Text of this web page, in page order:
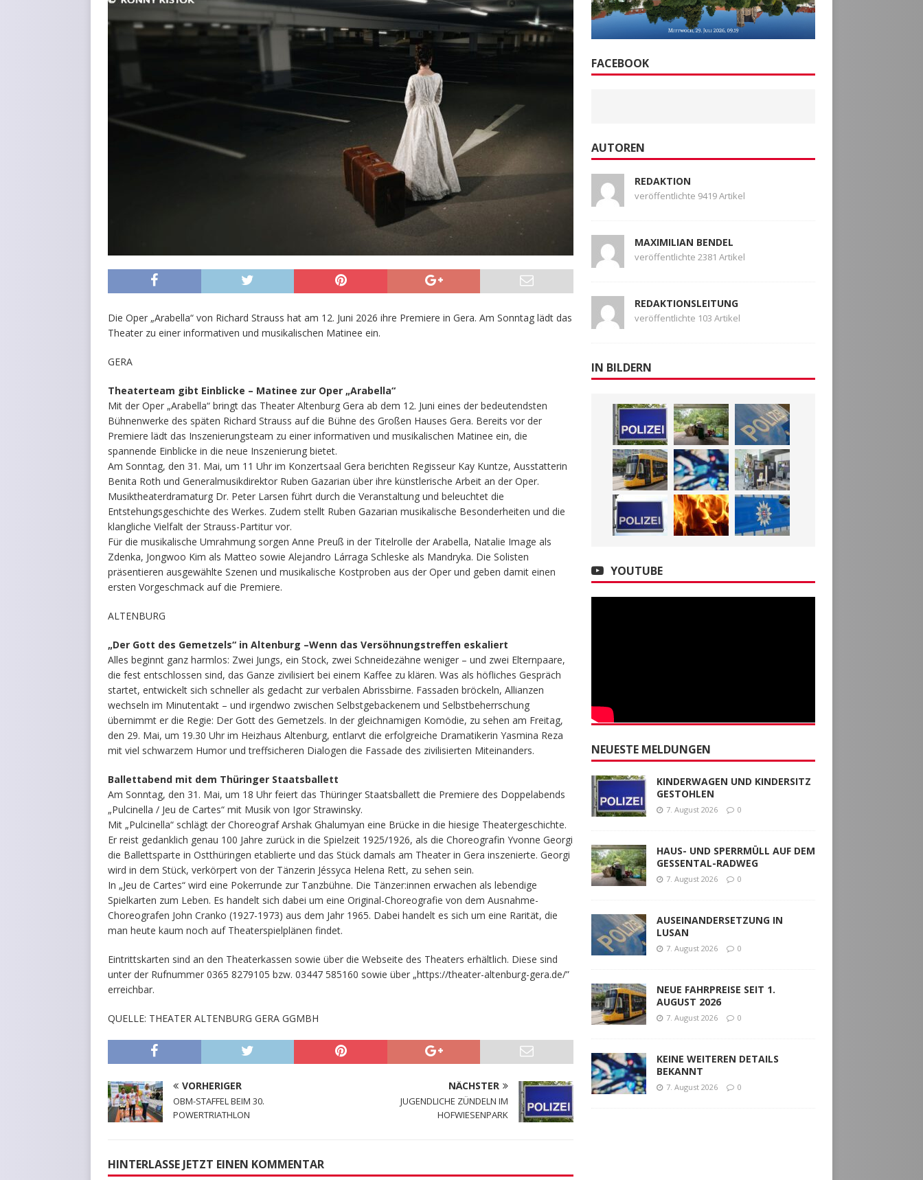
Die Oper „Arabella“ von Richard Strauss hat am 12. Juni 2026 ihre Premiere in Gera. Am Sonntag lädt das
Theater zu einer informativen und musikalischen Matinee ein.
GERA
Theaterteam gibt Einblicke – Matinee zur Oper „Arabella“
Mit der Oper „Arabella“ bringt das Theater Altenburg Gera ab dem 12. Juni eines der bedeutendsten
Bühnenwerke des späten Richard Strauss auf die Bühne des Großen Hauses Gera. Bereits vor der
Premiere lädt das Inszenierungsteam zu einer informativen und musikalischen Matinee ein, die
spannende Einblicke in die neue Inszenierung bietet.
Am Sonntag, den 31. Mai, um 11 Uhr im Konzertsaal Gera berichten Regisseur Kay Kuntze, Ausstatterin
Benita Roth und Generalmusikdirektor Ruben Gazarian über ihre künstlerische Arbeit an der Oper.
Musiktheaterdramaturg Dr. Peter Larsen führt durch die Veranstaltung und beleuchtet die
Entstehungsgeschichte des Werkes. Zudem stellt Ruben Gazarian musikalische Besonderheiten und die
klangliche Vielfalt der Strauss-Partitur vor.
Für die musikalische Umrahmung sorgen Anne Preuß in der Titelrolle der Arabella, Natalie Image als
Zdenka, Jongwoo Kim als Matteo sowie Alejandro Lárraga Schleske als Mandryka. Die Solisten
präsentieren ausgewählte Szenen und musikalische Kostproben aus der Oper und geben damit einen
ersten Vorgeschmack auf die Premiere.
ALTENBURG
„Der Gott des Gemetzels“ in Altenburg –Wenn das Versöhnungstreffen eskaliert
Alles beginnt ganz harmlos: Zwei Jungs, ein Stock, zwei Schneidezähne weniger – und zwei Elternpaare,
die fest entschlossen sind, das Ganze zivilisiert bei einem Kaffee zu klären. Was als höfliches Gespräch
startet, entwickelt sich schneller als gedacht zur verbalen Abrissbirne. Fassaden bröckeln, Allianzen
wechseln im Minutentakt – und irgendwo zwischen Selbstgebackenem und Selbstbeherrschung
übernimmt er die Regie: Der Gott des Gemetzels. In der gleichnamigen Komödie, zu sehen am Freitag,
den 29. Mai, um 19.30 Uhr im Heizhaus Altenburg, entlarvt die erfolgreiche Dramatikerin Yasmina Reza
mit viel schwarzem Humor und treffsicheren Dialogen die Fassade des zivilisierten Miteinanders.
Ballettabend mit dem Thüringer Staatsballett
Am Sonntag, den 31. Mai, um 18 Uhr feiert das Thüringer Staatsballett die Premiere des Doppelabends
„Pulcinella / Jeu de Cartes“ mit Musik von Igor Strawinsky.
Mit „Pulcinella“ schlägt der Choreograf Arshak Ghalumyan eine Brücke in die hiesige Theatergeschichte.
Er reist gedanklich genau 100 Jahre zurück in die Spielzeit 1925/1926, als die Choreografin Yvonne Georgi
die Ballettsparte in Ostthüringen etablierte und das Stück damals am Theater in Gera inszenierte. Georgi
wird in dem Stück, verkörpert von der Tänzerin Jéssyca Helena Rett, zu sehen sein.
In „Jeu de Cartes“ wird eine Pokerrunde zur Tanzbühne. Die Tänzer:innen erwachen als lebendige
Spielkarten zum Leben. Es handelt sich dabei um eine Original-Choreografie von dem Ausnahme-
Choreografen John Cranko (1927-1973) aus dem Jahr 1965. Dabei handelt es sich um eine Rarität, die
man heute kaum noch auf Theaterspielplänen findet.
Eintrittskarten sind an den Theaterkassen sowie über die Webseite des Theaters erhältlich. Diese sind
unter der Rufnummer 0365 8279105 bzw. 03447 585160 sowie über „https://theater-altenburg-gera.de/”
erreichbar.
QUELLE: THEATER ALTENBURG GERA GGMBH
VORHERIGER
OBM-STAFFEL BEIM 30.
POWERTRIATHLON
NÄCHSTER
JUGENDLICHE ZÜNDELN IM
HOFWIESENPARK
HINTERLASSE JETZT EINEN KOMMENTAR
FACEBOOK
AUTOREN
REDAKTION
veröffentlichte 9419 Artikel
MAXIMILIAN BENDEL
veröffentlichte 2381 Artikel
REDAKTIONSLEITUNG
veröffentlichte 103 Artikel
IN BILDERN
YOUTUBE
NEUESTE MELDUNGEN
KINDERWAGEN UND KINDERSITZ
GESTOHLEN
7. August 2026 0
HAUS- UND SPERRMÜLL AUF DEM
GESSENTAL-RADWEG
7. August 2026 0
AUSEINANDERSETZUNG IN
LUSAN
7. August 2026 0
NEUE FAHRPREISE SEIT 1.
AUGUST 2026
7. August 2026 0
KEINE WEITEREN DETAILS
BEKANNT
7. August 2026 0